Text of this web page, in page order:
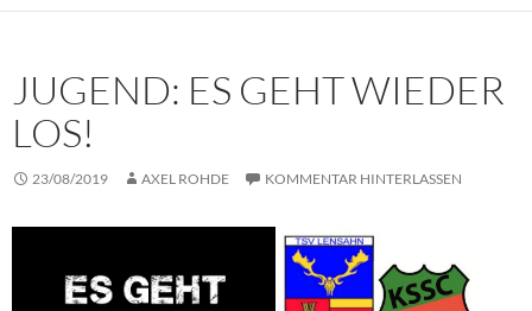
JUGEND: ES GEHT WIEDER
LOS!
23/08/2019 AXEL ROHDE KOMMENTAR HINTERLASSEN